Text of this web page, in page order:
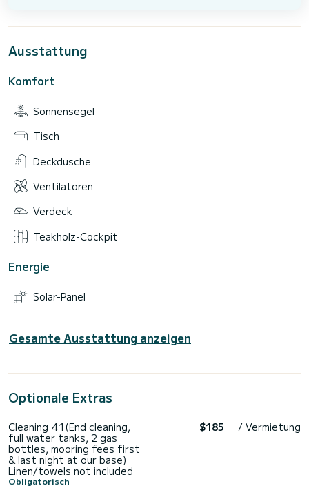
Ausstattung
Komfort
Sonnensegel
Tisch
Deckdusche
Ventilatoren
Verdeck
Teakholz-Cockpit
Energie
Solar-Panel
Gesamte Ausstattung anzeigen
Optionale Extras
Cleaning 41(End cleaning,
full water tanks, 2 gas
bottles, mooring fees first
& last night at our base)
Linen/towels not included
Obligatorisch
$185 / Vermietung